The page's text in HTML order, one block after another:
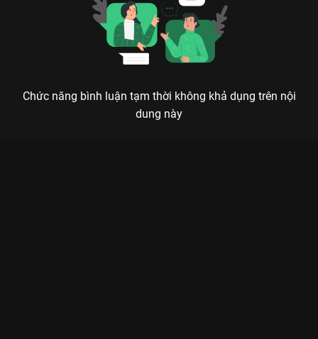
Chức năng bình luận tạm thời không khả dụng trên nội
dung này